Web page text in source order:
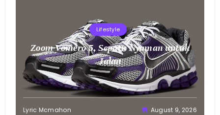
Lifestyle
Zoom Vomero 5, Sepatu Nyaman untuk
Jalan
Lyric Mcmahon August 9, 2026